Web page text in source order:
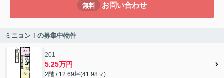
無料 お問い合わせ
ミニョンⅠの募集中物件
201
5.25万円
2階 / 12.69坪(41.98㎡)